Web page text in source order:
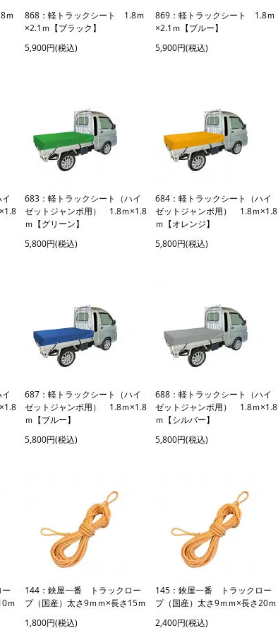
ｍ
868：軽トラックシート 1.8ｍ
×2.1ｍ【ブラック】
5,900円(税込)
869：軽トラックシート 1.8ｍ
×2.1ｍ【ブルー】
5,900円(税込)
683：軽トラックシート（ハイ
ゼットジャンボ用） 1.8ｍ×1.8
ｍ【グリーン】
5,800円(税込)
684：軽トラックシート（ハイ
ゼットジャンボ用） 1.8ｍ×1.8
ｍ【オレンジ】
5,800円(税込)
687：軽トラックシート（ハイ
ゼットジャンボ用） 1.8ｍ×1.8
ｍ【ブルー】
5,800円(税込)
688：軽トラックシート（ハイ
ゼットジャンボ用） 1.8ｍ×1.8
ｍ【シルバー】
5,800円(税込)
ｍ
144：鋏屋一番 トラックロー
プ（国産）太さ9ｍｍ×長さ15ｍ
1,800円(税込)
145：鋏屋一番 トラックロー
プ（国産）太さ9ｍｍ×長さ20ｍ
2,400円(税込)